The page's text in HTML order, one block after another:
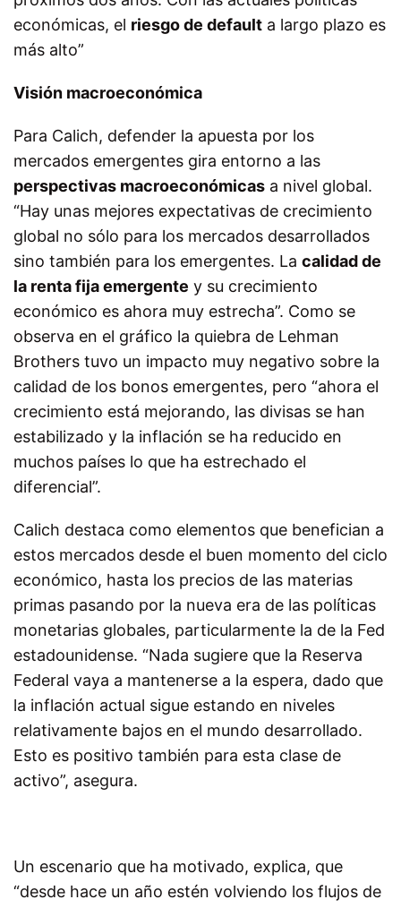
económicas, el riesgo de default a largo plazo es
más alto”
Visión macroeconómica
Para Calich, defender la apuesta por los
mercados emergentes gira entorno a las
perspectivas macroeconómicas a nivel global.
“Hay unas mejores expectativas de crecimiento
global no sólo para los mercados desarrollados
sino también para los emergentes. La calidad de
la renta fija emergente y su crecimiento
económico es ahora muy estrecha”. Como se
observa en el gráfico la quiebra de Lehman
Brothers tuvo un impacto muy negativo sobre la
calidad de los bonos emergentes, pero “ahora el
crecimiento está mejorando, las divisas se han
estabilizado y la inflación se ha reducido en
muchos países lo que ha estrechado el
diferencial”.
Calich destaca como elementos que benefician a
estos mercados desde el buen momento del ciclo
económico, hasta los precios de las materias
primas pasando por la nueva era de las políticas
monetarias globales, particularmente la de la Fed
estadounidense. “Nada sugiere que la Reserva
Federal vaya a mantenerse a la espera, dado que
la inflación actual sigue estando en niveles
relativamente bajos en el mundo desarrollado.
Esto es positivo también para esta clase de
activo”, asegura.
Un escenario que ha motivado, explica, que
“desde hace un año estén volviendo los flujos de